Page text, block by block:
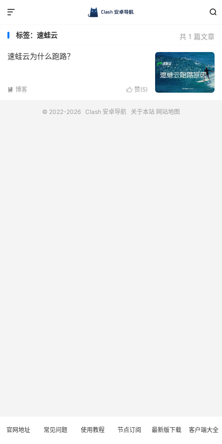


共 1 篇文章
标签：速蛙云
速蛙云为什么跑路？
 赞(5)
 博客
© 2022-2026 Clash 安卓导航 关于本站 网站地图
官网地址 常见问题 使用教程 节点订阅 最新版下载 客户端大全